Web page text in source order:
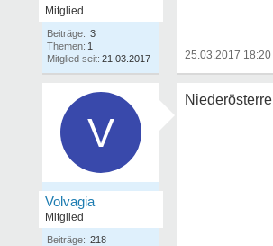
Mitglied
Beiträge: 3
Themen: 1
Mitglied seit: 21.03.2017 25.03.2017 18:20
V
Volvagia
Mitglied
Beiträge: 218